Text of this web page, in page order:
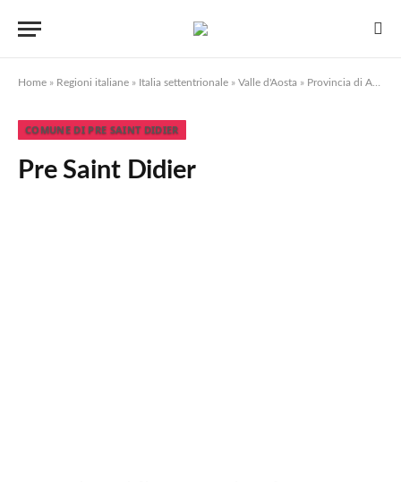
Home » Regioni italiane » Italia settentrionale » Valle d'Aosta » Provincia di Aosta
COMUNE DI PRE SAINT DIDIER
Pre Saint Didier